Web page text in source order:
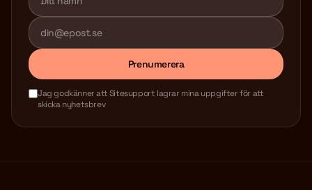
Prenumerera
Jag godkänner att Sitesupport lagrar mina uppgifter för att
skicka nyhetsbrev